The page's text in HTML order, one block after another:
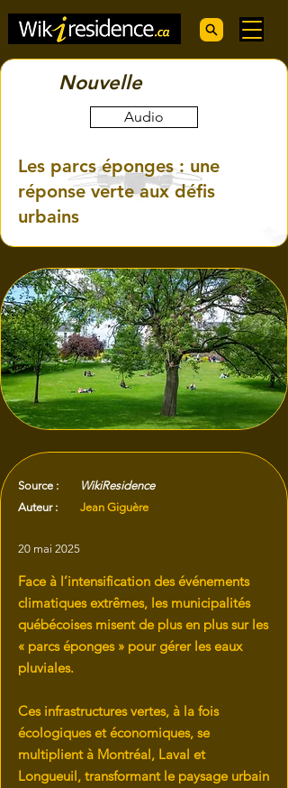
Nouvelle
Audio
Les parcs éponges : une
réponse verte aux défis
urbains
Source :
WikiResidence
Auteur :
Jean Giguère
20 mai 2025
Face à l’intensification des événements
climatiques extrêmes, les municipalités
québécoises misent de plus en plus sur les
« parcs éponges » pour gérer les eaux
pluviales.
Ces infrastructures vertes, à la fois
écologiques et économiques, se
multiplient à Montréal, Laval et
Longueuil, transformant le paysage urbain